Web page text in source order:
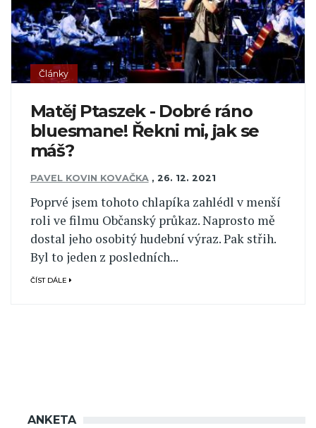
Články
Matěj Ptaszek - Dobré ráno
bluesmane! Řekni mi, jak se
máš?
PAVEL KOVIN KOVAČKA , 26. 12. 2021
Poprvé jsem tohoto chlapíka zahlédl v menší
roli ve filmu Občanský průkaz. Naprosto mě
dostal jeho osobitý hudební výraz. Pak střih.
Byl to jeden z posledních...
ČÍST DÁLE
ANKETA